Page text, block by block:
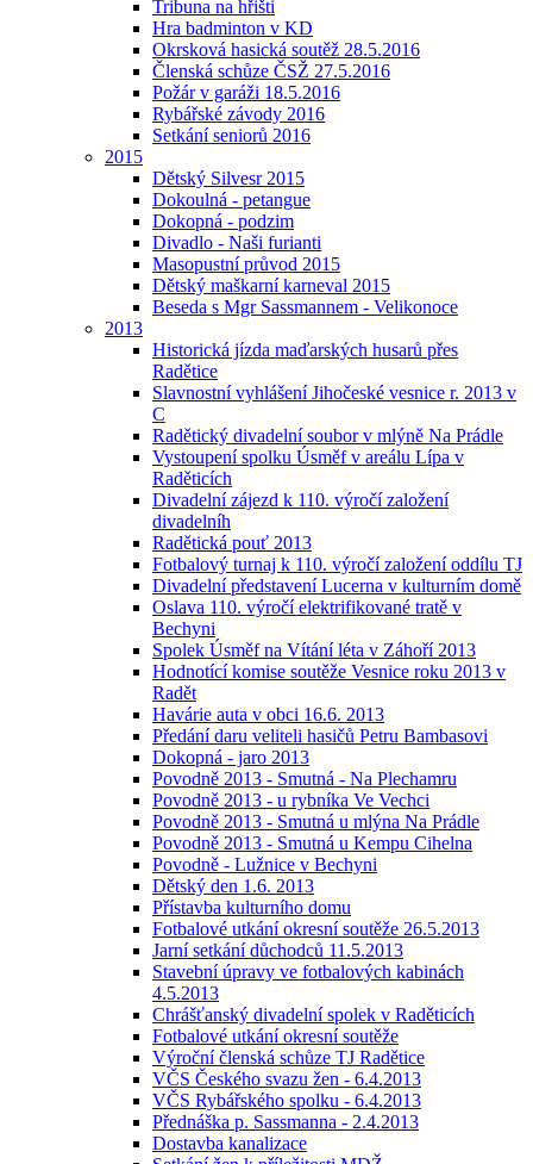
Tribuna na hřišti
Hra badminton v KD
Okrsková hasická soutěž 28.5.2016
Členská schůze ČSŽ 27.5.2016
Požár v garáži 18.5.2016
Rybářské závody 2016
Setkání seniorů 2016
2015
Dětský Silvesr 2015
Dokoulná - petangue
Dokopná - podzim
Divadlo - Naši furianti
Masopustní průvod 2015
Dětský maškarní karneval 2015
Beseda s Mgr Sassmannem - Velikonoce
2013
Historická jízda maďarských husarů přes
Radětice
Slavnostní vyhlášení Jihočeské vesnice r. 2013 v
C
Radětický divadelní soubor v mlýně Na Prádle
Vystoupení spolku Úsměf v areálu Lípa v
Raděticích
Divadelní zájezd k 110. výročí založení
divadelníh
Radětická pouť 2013
Fotbalový turnaj k 110. výročí založení oddílu TJ
Divadelní představení Lucerna v kulturním domě
Oslava 110. výročí elektrifikované tratě v
Bechyni
Spolek Úsměf na Vítání léta v Záhoří 2013
Hodnotící komise soutěže Vesnice roku 2013 v
Radět
Havárie auta v obci 16.6. 2013
Předání daru veliteli hasičů Petru Bambasovi
Dokopná - jaro 2013
Povodně 2013 - Smutná - Na Plechamru
Povodně 2013 - u rybníka Ve Vechci
Povodně 2013 - Smutná u mlýna Na Prádle
Povodně 2013 - Smutná u Kempu Cihelna
Povodně - Lužnice v Bechyni
Dětský den 1.6. 2013
Přístavba kulturního domu
Fotbalové utkání okresní soutěže 26.5.2013
Jarní setkání důchodců 11.5.2013
Stavební úpravy ve fotbalových kabinách
4.5.2013
Chrášťanský divadelní spolek v Raděticích
Fotbalové utkání okresní soutěže
Výroční členská schůze TJ Radětice
VČS Českého svazu žen - 6.4.2013
VČS Rybářského spolku - 6.4.2013
Přednáška p. Sassmanna - 2.4.2013
Dostavba kanalizace